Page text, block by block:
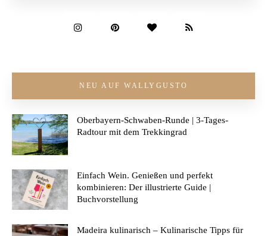
NEU AUF WALLYGUSTO
Oberbayern-Schwaben-Runde | 3-Tages-
Radtour mit dem Trekkingrad
Einfach Wein. Genießen und perfekt
kombinieren: Der illustrierte Guide |
Buchvorstellung
Madeira kulinarisch – Kulinarische Tipps für